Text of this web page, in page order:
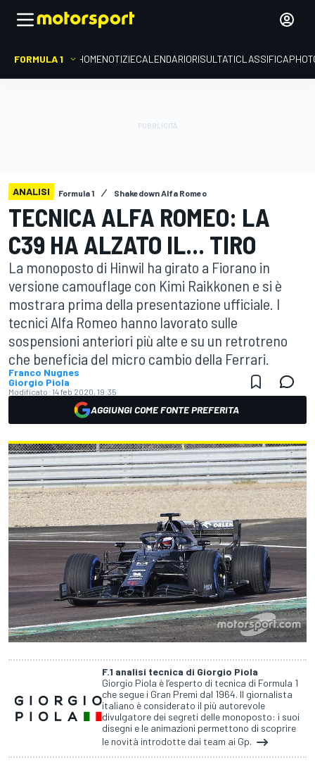
FORMULA 1 HOMENOTIZIECALENDARIORISULTATICLASSIFICA
ANALISI Formula 1 Shakedown Alfa Romeo
TECNICA ALFA ROMEO: LA
C39 HA ALZATO IL... TIRO
La monoposto di Hinwil ha girato a Fiorano in
versione camouflage con Kimi Raikkonen e si è
mostrara prima della presentazione ufficiale. I
tecnici Alfa Romeo hanno lavorato sulle
sospensioni anteriori più alte e su un retrotreno
che beneficia del micro cambio della Ferrari.
Franco Nugnes
Giorgio Piola
Modificato: 14 feb 2020, 19:35
AGGIUNGI COME FONTE PREFERITA
F.1 analisi tecnica di Giorgio Piola
Giorgio Piola è l’esperto di tecnica di Formula 1
che segue i Gran Premi dal 1964. Il giornalista
italiano è considerato il più autorevole
divulgatore dei segreti delle monoposto: i suoi
disegni e le animazioni permettono di scoprire
le novità introdotte dai team ai Gp.